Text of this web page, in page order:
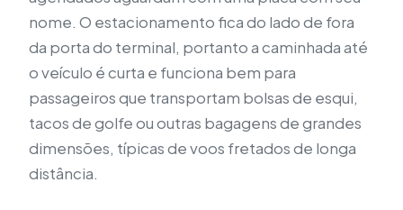
nome. O estacionamento fica do lado de fora
da porta do terminal, portanto a caminhada até
o veículo é curta e funciona bem para
passageiros que transportam bolsas de esqui,
tacos de golfe ou outras bagagens de grandes
dimensões, típicas de voos fretados de longa
distância.